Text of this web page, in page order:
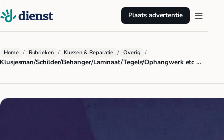
Plaats advertentie
Home / Rubrieken / Klussen & Reparatie / Overig /
Klusjesman/Schilder/Behanger/Laminaat/Tegels/Ophangwerk etc …